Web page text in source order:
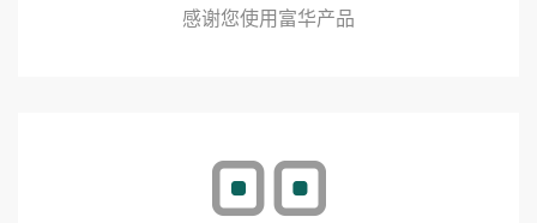
感谢您使用富华产品